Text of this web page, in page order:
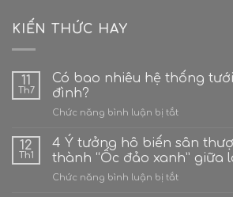
KIẾN THỨC HAY
11
Th7
Có bao nhiêu hệ thống
đình?
Chức năng bình luận bị tắtở
bao
nhiêu
hệ
thống
12
Th1
4 Ý tưởng hô biến sân
thành “Ốc đảo xanh” giữa
Chức năng bình luận bị tắtở